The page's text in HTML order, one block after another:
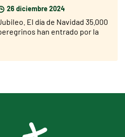
26 diciembre 2024
El día de Navidad 35.000
han entrado por la